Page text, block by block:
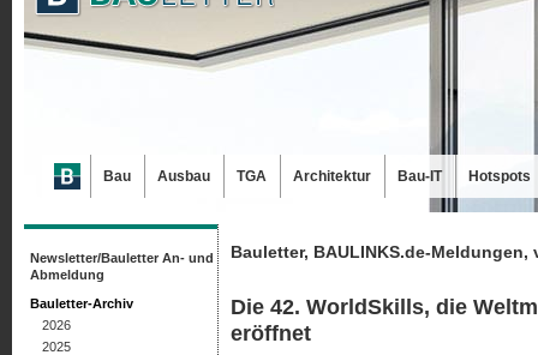
Bauletter, BAULINKS.de-Meldungen,
Die 42. WorldSkills, die
eröffnet
Newsletter/Bauletter An- und
Abmeldung
Bauletter-Archiv
2026
2025
Bau Ausbau TGA Architektur Bau-IT Hotspots